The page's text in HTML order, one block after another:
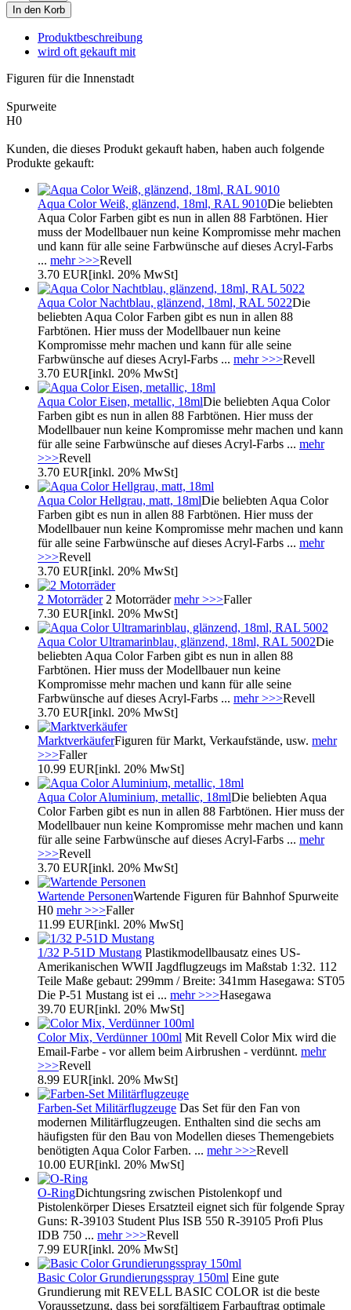
Produktbeschreibung
wird oft gekauft mit
Figuren für die Innenstadt
Spurweite
H0
Kunden, die dieses Produkt gekauft haben, haben auch folgende
Produkte gekauft:
Aqua Color Weiß, glänzend, 18ml, RAL 9010Die beliebten
Aqua Color Farben gibt es nun in allen 88 Farbtönen. Hier
muss der Modellbauer nun keine Kompromisse mehr machen
und kann für alle seine Farbwünsche auf dieses Acryl-Farbs
... mehr >>>Revell
3.70 EUR[inkl. 20% MwSt]
Aqua Color Nachtblau, glänzend, 18ml, RAL 5022Die
beliebten Aqua Color Farben gibt es nun in allen 88
Farbtönen. Hier muss der Modellbauer nun keine
Kompromisse mehr machen und kann für alle seine
Farbwünsche auf dieses Acryl-Farbs ... mehr >>>Revell
3.70 EUR[inkl. 20% MwSt]
Aqua Color Eisen, metallic, 18mlDie beliebten Aqua Color
Farben gibt es nun in allen 88 Farbtönen. Hier muss der
Modellbauer nun keine Kompromisse mehr machen und kann
für alle seine Farbwünsche auf dieses Acryl-Farbs ... mehr
>>>Revell
3.70 EUR[inkl. 20% MwSt]
Aqua Color Hellgrau, matt, 18mlDie beliebten Aqua Color
Farben gibt es nun in allen 88 Farbtönen. Hier muss der
Modellbauer nun keine Kompromisse mehr machen und kann
für alle seine Farbwünsche auf dieses Acryl-Farbs ... mehr
>>>Revell
3.70 EUR[inkl. 20% MwSt]
2 Motorräder2 Motorrädermehr >>>Faller
7.30 EUR[inkl. 20% MwSt]
Aqua Color Ultramarinblau, glänzend, 18ml, RAL 5002Die
beliebten Aqua Color Farben gibt es nun in allen 88
Farbtönen. Hier muss der Modellbauer nun keine
Kompromisse mehr machen und kann für alle seine
Farbwünsche auf dieses Acryl-Farbs ... mehr >>>Revell
3.70 EUR[inkl. 20% MwSt]
MarktverkäuferFiguren für Markt, Verkaufstände, usw. mehr
>>>Faller
10.99 EUR[inkl. 20% MwSt]
Aqua Color Aluminium, metallic, 18mlDie beliebten Aqua
Color Farben gibt es nun in allen 88 Farbtönen. Hier muss der
Modellbauer nun keine Kompromisse mehr machen und kann
für alle seine Farbwünsche auf dieses Acryl-Farbs ... mehr
>>>Revell
3.70 EUR[inkl. 20% MwSt]
Wartende PersonenWartende Figuren für Bahnhof Spurweite
H0 mehr >>>Faller
11.99 EUR[inkl. 20% MwSt]
1/32 P-51D Mustang Plastikmodellbausatz eines US-
Amerikanischen WWII Jagdflugzeugs im Maßstab 1:32. 112
Teile Maße gebaut: 299mm / Breite: 341mm Hasegawa: ST05
Die P-51 Mustang ist ei ... mehr >>>Hasegawa
39.70 EUR[inkl. 20% MwSt]
Color Mix, Verdünner 100ml Mit Revell Color Mix wird die
Email-Farbe - vor allem beim Airbrushen - verdünnt. mehr
>>>Revell
8.99 EUR[inkl. 20% MwSt]
Farben-Set Militärflugzeuge Das Set für den Fan von
modernen Militärflugzeugen. Enthalten sind die sechs am
häufigsten für den Bau von Modellen dieses Themengebiets
benötigten Aqua Color Farben. ... mehr >>>Revell
10.00 EUR[inkl. 20% MwSt]
O-RingDichtungsring zwischen Pistolenkopf und
Pistolenkörper Dieses Ersatzteil eignet sich für folgende Spray
Guns: R-39103 Student Plus ISB 550 R-39105 Profi Plus
IDB 750 ... mehr >>>Revell
7.99 EUR[inkl. 20% MwSt]
Basic Color Grundierungsspray 150ml Eine gute
Grundierung mit REVELL BASIC COLOR ist die beste
Voraussetzung, dass bei sorgfältigem Farbauftrag optimale